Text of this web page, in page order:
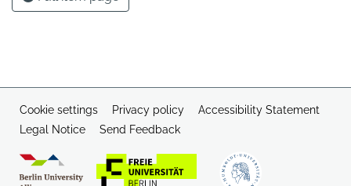
Cookie settings Privacy policy
Accessibility Statement
Legal Notice
Send Feedback